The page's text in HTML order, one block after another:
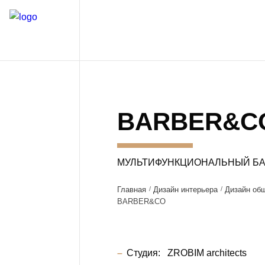
МУЛЬТИФУНКЦИОНАЛЬНЫЙ
Главная Дизайн интерьера
Дизайн
BARBER&CO
Студия: ZROBIM architects